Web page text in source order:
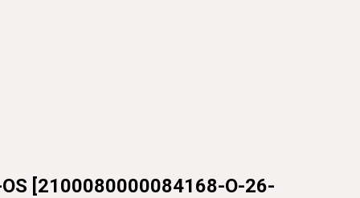
[2100080000084168-O-26-